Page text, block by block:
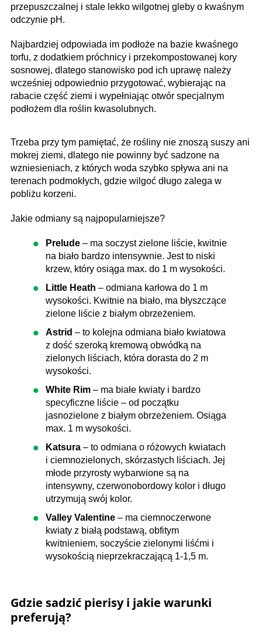
przepuszczalnej i stale lekko wilgotnej gleby o kwaśnym
odczynie pH.
Najbardziej odpowiada im podłoże na bazie kwaśnego
torfu, z dodatkiem próchnicy i przekompostowanej kory
sosnowej, dlatego stanowisko pod ich uprawę należy
wcześniej odpowiednio przygotować, wybierając na
rabacie część ziemi i wypełniając otwór specjalnym
podłożem dla roślin kwasolubnych.
Trzeba przy tym pamiętać, że rośliny nie znoszą suszy ani
mokrej ziemi, dlatego nie powinny być sadzone na
wzniesieniach, z których woda szybko spływa ani na
terenach podmokłych, gdzie wilgoć długo zalega w
pobliżu korzeni.
Jakie odmiany są najpopularniejsze?
Prelude – ma soczyst zielone liście, kwitnie
na biało bardzo intensywnie. Jest to niski
krzew, który osiąga max. do 1 m wysokości.
Little Heath – odmiana karłowa do 1 m
wysokości. Kwitnie na biało, ma błyszczące
zielone liście z białym obrzeżeniem.
Astrid – to kolejna odmiana biało kwiatowa
z dość szeroką kremową obwódką na
zielonych liściach, która dorasta do 2 m
wysokości.
White Rim – ma białe kwiaty i bardzo
specyficzne liście – od początku
jasnozielone z białym obrzeżeniem. Osiąga
max. 1 m wysokości.
Katsura – to odmiana o różowych kwiatach
i ciemnozielonych, skórzastych liściach. Jej
młode przyrosty wybarwione są na
intensywny, czerwonobordowy kolor i długo
utrzymują swój kolor.
Valley Valentine – ma ciemnoczerwone
kwiaty z białą podstawą, obfitym
kwitnieniem, soczyście zielonymi liśćmi i
wysokością nieprzekraczającą 1-1,5 m.
Gdzie sadzić pierisy i jakie warunki
preferują?